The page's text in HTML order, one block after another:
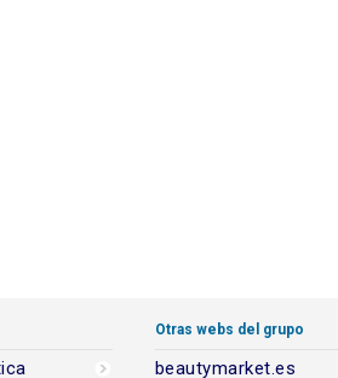
Otras webs del grupo
beautymarket.es